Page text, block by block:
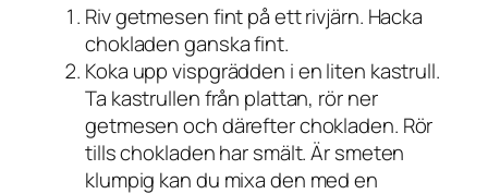
Riv getmesen fint på ett rivjärn. Hacka
chokladen ganska fint.
Koka upp vispgrädden i en liten kastrull.
Ta kastrullen från plattan, rör ner
getmesen och därefter chokladen. Rör
tills chokladen har smält. Är smeten
klumpig kan du mixa den med en